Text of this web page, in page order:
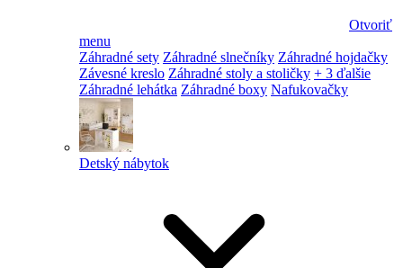
Otvoriť
menu
Záhradné sety Záhradné slnečníky Záhradné hojdačky
Závesné kreslo Záhradné stoly a stoličky + 3 ďalšie
Záhradné lehátka Záhradné boxy Nafukovačky
Detský nábytok